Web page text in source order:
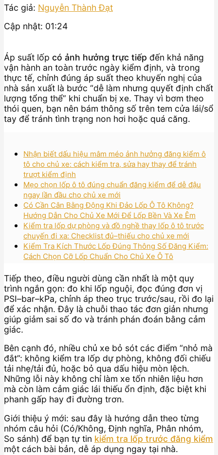
Tác giả: Nguyễn Thành Đạt
Cập nhật: 01:24
Áp suất lốp có ảnh hưởng trực tiếp đến khả năng
vận hành an toàn trước ngày kiểm định, và trong
thực tế, chỉnh đúng áp suất theo khuyến nghị của
nhà sản xuất là bước “dễ làm nhưng quyết định chất
lượng tổng thể” khi chuẩn bị xe. Thay vì bơm theo
thói quen, bạn nên bám thông số trên tem cửa lái/sổ
tay để tránh tình trạng non hơi hoặc quá căng.
Nhận biết dấu hiệu mâm méo ảnh hưởng đăng kiểm ô
tô cho chủ xe: cách kiểm tra, sửa hay thay để tránh
trượt kiểm định
Mẹo chọn lốp ô tô đúng chuẩn đăng kiểm để dễ đậu
ngay lần đầu cho chủ xe mới
Có Cần Cân Bằng Động Khi Đảo Lốp Ô Tô Không?
Hướng Dẫn Cho Chủ Xe Mới Để Lốp Bền Và Xe Êm
Kiểm tra lốp dự phòng và đồ nghề thay lốp ô tô trước
chuyến đi xa: Checklist đủ–thiếu cho chủ xe mới
Kiểm Tra Kích Thước Lốp Đúng Thông Số Đăng Kiểm:
Cách Chọn Cỡ Lốp Chuẩn Cho Chủ Xe Ô Tô
Tiếp theo, điều người dùng cần nhất là một quy
trình ngắn gọn: đo khi lốp nguội, đọc đúng đơn vị
PSI–bar–kPa, chỉnh áp theo trục trước/sau, rồi đo lại
để xác nhận. Đây là chuỗi thao tác đơn giản nhưng
giúp giảm sai số đo và tránh phán đoán bằng cảm
giác.
Bên cạnh đó, nhiều chủ xe bỏ sót các điểm “nhỏ mà
đắt”: không kiểm tra lốp dự phòng, không đối chiếu
tải nhẹ/tải đủ, hoặc bỏ qua dấu hiệu mòn lệch.
Những lỗi này không chỉ làm xe tốn nhiên liệu hơn
mà còn làm cảm giác lái thiếu ổn định, đặc biệt khi
phanh gấp hay đi đường trơn.
Giới thiệu ý mới: sau đây là hướng dẫn theo từng
nhóm câu hỏi (Có/Không, Định nghĩa, Phân nhóm,
So sánh) để bạn tự tin kiểm tra lốp trước đăng kiểm
một cách bài bản, dễ áp dụng ngay tại nhà.